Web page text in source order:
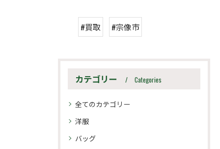
#買取 #宗像市
カテゴリー Categories
全てのカテゴリー
洋服
バッグ